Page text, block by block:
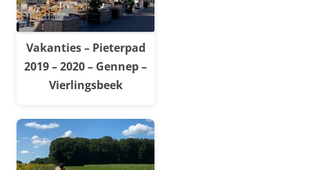
Vakanties – Pieterpad
2019 – 2020 – Gennep –
Vierlingsbeek